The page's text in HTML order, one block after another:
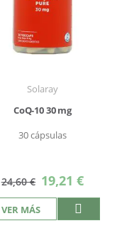
Solaray
CoQ-10 30 mg
30 cápsulas
24,60 € Precio
especial
19,21 €
VER MÁS